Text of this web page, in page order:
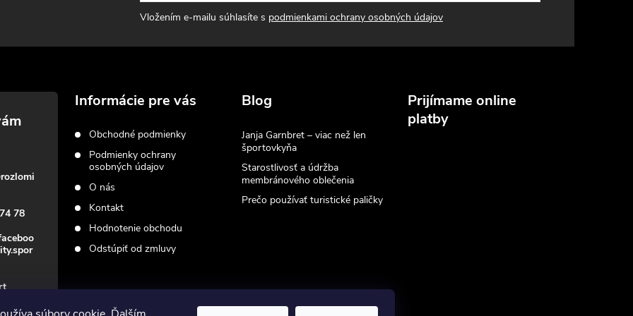
Vložením e-mailu súhlasíte s podmienkami ochrany osobných údajov
rozlomi
78
Informácie pre vás
Obchodné podmienky
Podmienky ochrany
osobných údajov
O nás
Kontakt
Hodnotenie obchodu
Odstúpiť od zmluvy
Blog
Janja Garnbret – viac než len
športovkyňa
Starostlivosť a údržba
membránového oblečenia
Prečo používať turistické paličky
Prijímame online
platby